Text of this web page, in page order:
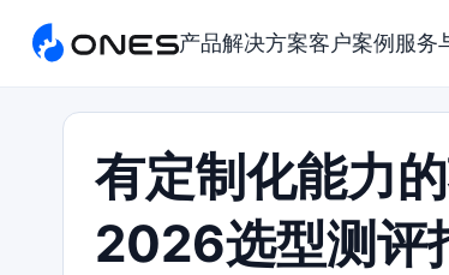
产品解决方案客户案例 服务
有定制化能力
2026选型测评